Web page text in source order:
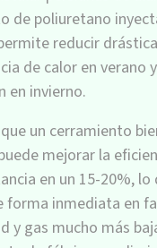
de poliuretano
reducir
de calor en verano
en invierno.
un cerramiento
mejorar la
en un 15-20%, lo
forma inmediata en
y gas mucho más